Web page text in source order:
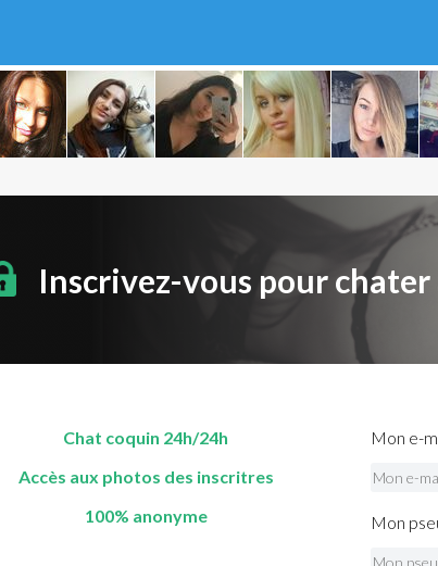
Inscrivez-vous pour chater
Chat coquin 24h/24h
Accès aux photos des inscritres
100% anonyme
Mon e-
Mon